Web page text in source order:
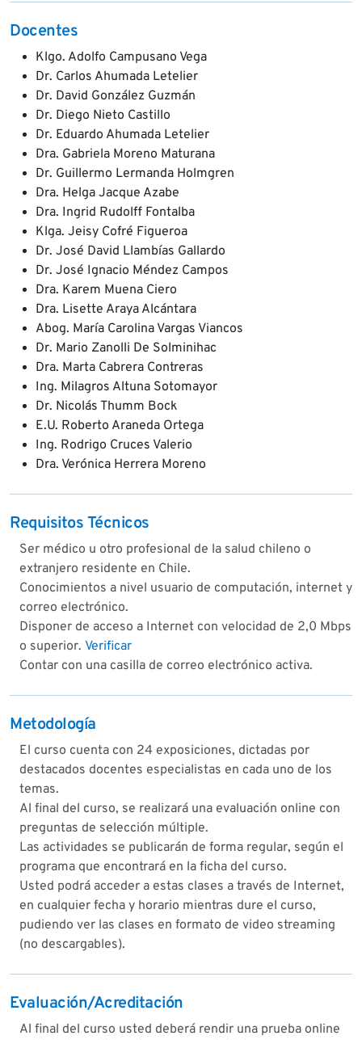
Docentes
Klgo. Adolfo Campusano Vega
Dr. Carlos Ahumada Letelier
Dr. David González Guzmán
Dr. Diego Nieto Castillo
Dr. Eduardo Ahumada Letelier
Dra. Gabriela Moreno Maturana
Dr. Guillermo Lermanda Holmgren
Dra. Helga Jacque Azabe
Dra. Ingrid Rudolff Fontalba
Klga. Jeisy Cofré Figueroa
Dr. José David Llambías Gallardo
Dr. José Ignacio Méndez Campos
Dra. Karem Muena Ciero
Dra. Lisette Araya Alcántara
Abog. María Carolina Vargas Viancos
Dr. Mario Zanolli De Solminihac
Dra. Marta Cabrera Contreras
Ing. Milagros Altuna Sotomayor
Dr. Nicolás Thumm Bock
E.U. Roberto Araneda Ortega
Ing. Rodrigo Cruces Valerio
Dra. Verónica Herrera Moreno
Requisitos Técnicos
Ser médico u otro profesional de la salud chileno o
extranjero residente en Chile.
Conocimientos a nivel usuario de computación, internet y
correo electrónico.
Disponer de acceso a Internet con velocidad de 2,0 Mbps
o superior. Verificar
Contar con una casilla de correo electrónico activa.
Metodología
El curso cuenta con 24 exposiciones, dictadas por
destacados docentes especialistas en cada uno de los
temas.
Al final del curso, se realizará una evaluación online con
preguntas de selección múltiple.
Las actividades se publicarán de forma regular, según el
programa que encontrará en la ficha del curso.
Usted podrá acceder a estas clases a través de Internet,
en cualquier fecha y horario mientras dure el curso,
pudiendo ver las clases en formato de video streaming
(no descargables).
Evaluación/Acreditación
Al final del curso usted deberá rendir una prueba online